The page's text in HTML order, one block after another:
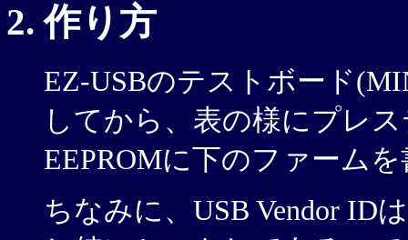
作り方
EZ-USBのテストボード
してから、表の様にプレ
EEPROMに下のファーム
ちなみに、USB Vendor ID